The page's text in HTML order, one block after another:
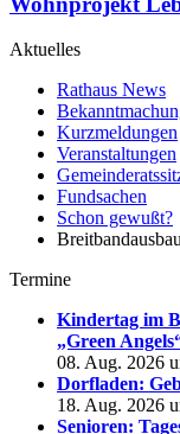
Aktuelles
Rathaus News
Kurzmeldungen
Veranstaltungen
Fundsachen
Schon gewußt?
Breitbandausbau
Termine
Kindertag im
„Green
08. Aug. 2026
Dorfladen:
18. Aug. 2026
Senioren: